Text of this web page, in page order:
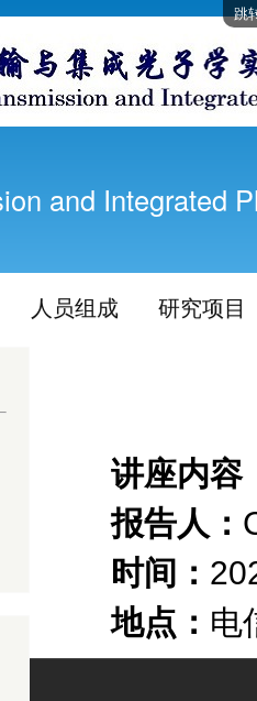
跳
and Integrated
人员组成 研究项目
讲座内容
报告人：
时间：
地点： 电